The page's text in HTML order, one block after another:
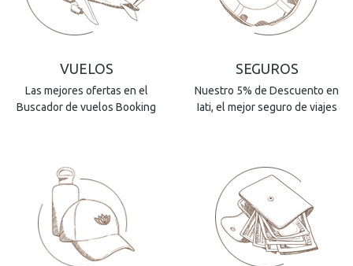
VUELOS
Las mejores ofertas en el
Buscador de vuelos Booking
SEGUROS
Nuestro 5% de Descuento en
Iati, el mejor seguro de viajes